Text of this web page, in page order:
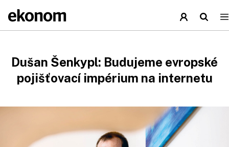
Dušan Šenkypl: Budujeme evropské
pojišťovací impérium na internetu